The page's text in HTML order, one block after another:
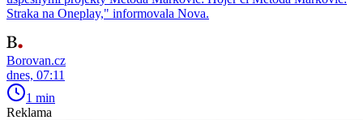
Straka na Oneplay," informovala Nova.
Borovan.cz
dnes, 07:11
1 min
Reklama